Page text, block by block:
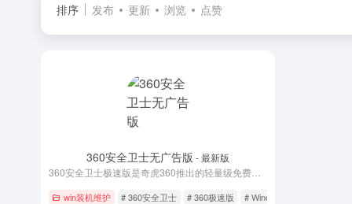
排序 发布 更新 浏览 点赞
360安全卫士无广告版 - 最新版
win装机维护 # 360安全卫士 # 360极速版 # Windows安全工具